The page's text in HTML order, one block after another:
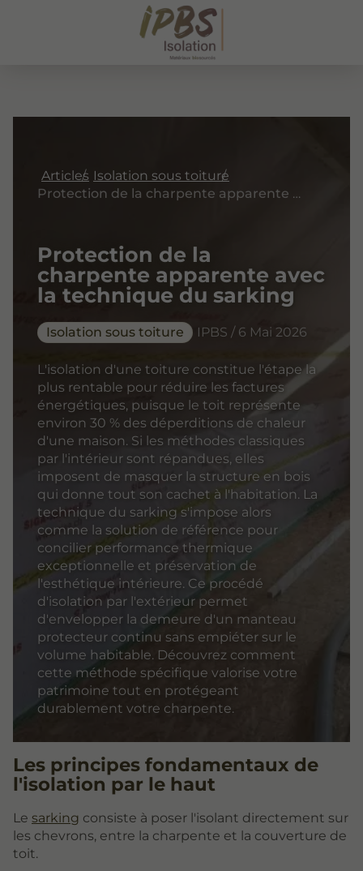
Articles Isolation sous toiture
Protection de la charpente apparente avec la technique du sarking
Protection de la
charpente apparente avec
la technique du sarking
Isolation sous toiture IPBS / 6 Mai 2026
L'isolation d'une toiture constitue l'étape la
plus rentable pour réduire les factures
énergétiques, puisque le toit représente
environ 30 % des déperditions de chaleur
d'une maison. Si les méthodes classiques
par l'intérieur sont répandues, elles
imposent de masquer la structure en bois
qui donne tout son cachet à l'habitation. La
technique du sarking s'impose alors
comme la solution de référence pour
concilier performance thermique
exceptionnelle et préservation de
l'esthétique intérieure. Ce procédé
d'isolation par l'extérieur permet
d'envelopper la demeure d'un manteau
protecteur continu sans empiéter sur le
volume habitable. Découvrez comment
cette méthode spécifique valorise votre
patrimoine tout en protégeant
durablement votre charpente.
Les principes fondamentaux de
l'isolation par le haut
Le sarking consiste à poser l'isolant directement sur
les chevrons, entre la charpente et la couverture de
toit.